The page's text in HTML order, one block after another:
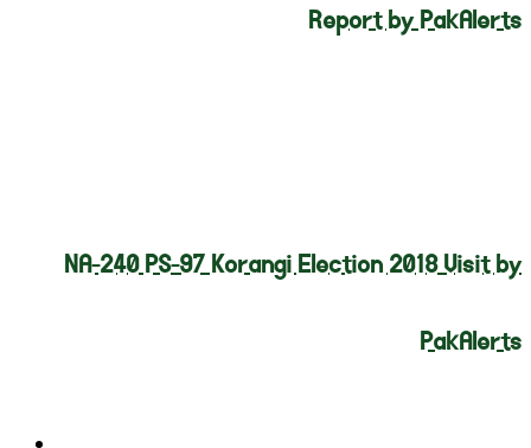
Report by PakAlerts
NA-240 PS-97 Korangi Election 2018 Visit by
PakAlerts